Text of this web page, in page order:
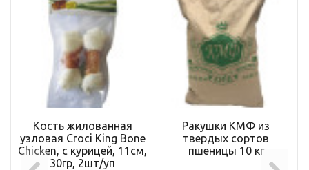
Кость жилованная
узловая Croci King Bone
Chicken, с курицей, 11см,
30гр, 2шт/уп
Ракушки КМФ из
твердых сортов
пшеницы 10 кг